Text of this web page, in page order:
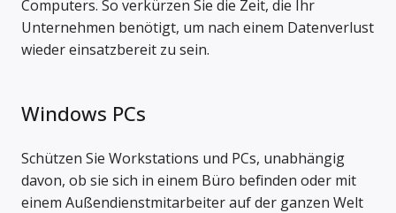
Computers. So verkürzen Sie die Zeit, die Ihr
Unternehmen benötigt, um nach einem Datenverlust
wieder einsatzbereit zu sein.
Windows PCs
Schützen Sie Workstations und PCs, unabhängig
davon, ob sie sich in einem Büro befinden oder mit
einem Außendienstmitarbeiter auf der ganzen Welt